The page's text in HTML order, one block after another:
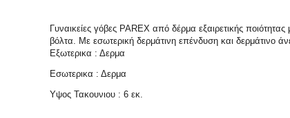
Γυναικείες γόβες PAREX από δέρμα εξαιρετικής
βόλτα. Με εσωτερική δερμάτινη επένδυση και
Εξωτερικα : Δερμα
Εσωτερικα : Δερμα
Υψος Τακουνιου : 6 εκ.